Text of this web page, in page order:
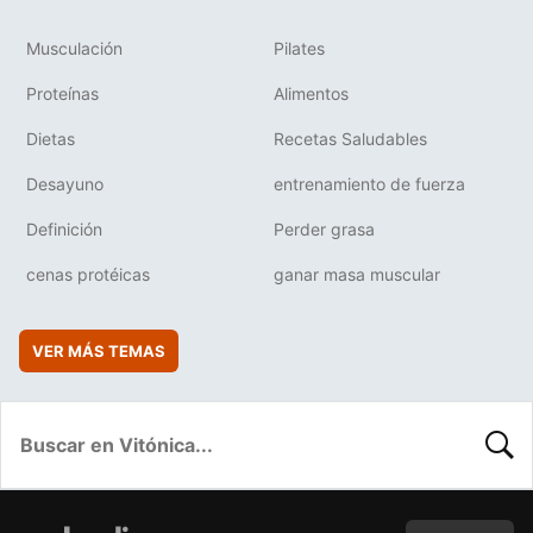
Musculación Pilates
Proteínas Alimentos
Dietas Recetas Saludables
Desayuno entrenamiento de fuerza
Definición Perder grasa
cenas protéicas ganar masa muscular
VER MÁS TEMAS